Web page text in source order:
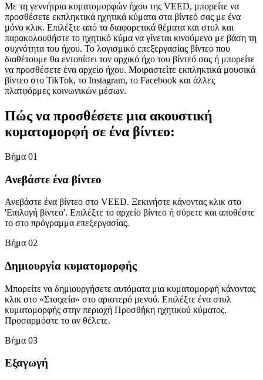
Με τη γεννήτρια κυματομορφών ήχου της VEED, μπορείτε να
προσθέσετε εκπληκτικά ηχητικά κύματα στα βίντεό σας με ένα
μόνο κλικ. Επιλέξτε από τα διαφορετικά θέματα και στυλ και
παρακολουθήστε το ηχητικό κύμα να γίνεται κινούμενο με βάση τη
συχνότητα του ήχου. Το λογισμικό επεξεργασίας βίντεο που
διαθέτουμε θα εντοπίσει τον αρχικό ήχο του βίντεό σας ή μπορείτε
να προσθέσετε ένα αρχείο ήχου. Μοιραστείτε εκπληκτικά μουσικά
βίντεο στο TikTok, το Instagram, το Facebook και άλλες
πλατφόρμες κοινωνικών μέσων.
Πώς να προσθέσετε μια ακουστική
κυματομορφή σε ένα βίντεο:
Βήμα 01
Ανεβάστε ένα βίντεο
Ανεβάστε ένα βίντεο στο VEED. Ξεκινήστε κάνοντας κλικ στο
'Επιλογή βίντεο'. Επιλέξτε το αρχείο βίντεο ή σύρετε και αποθέστε
το στο πρόγραμμα επεξεργασίας.
Βήμα 02
Δημιουργία κυματομορφής
Μπορείτε να δημιουργήσετε αυτόματα μια κυματομορφή κάνοντας
κλικ στο «Στοιχεία» στο αριστερό μενού. Επιλέξτε ένα στυλ
κυματομορφής στην περιοχή Προσθήκη ηχητικού κύματος.
Προσαρμόστε το αν θέλετε.
Βήμα 03
Εξαγωγή